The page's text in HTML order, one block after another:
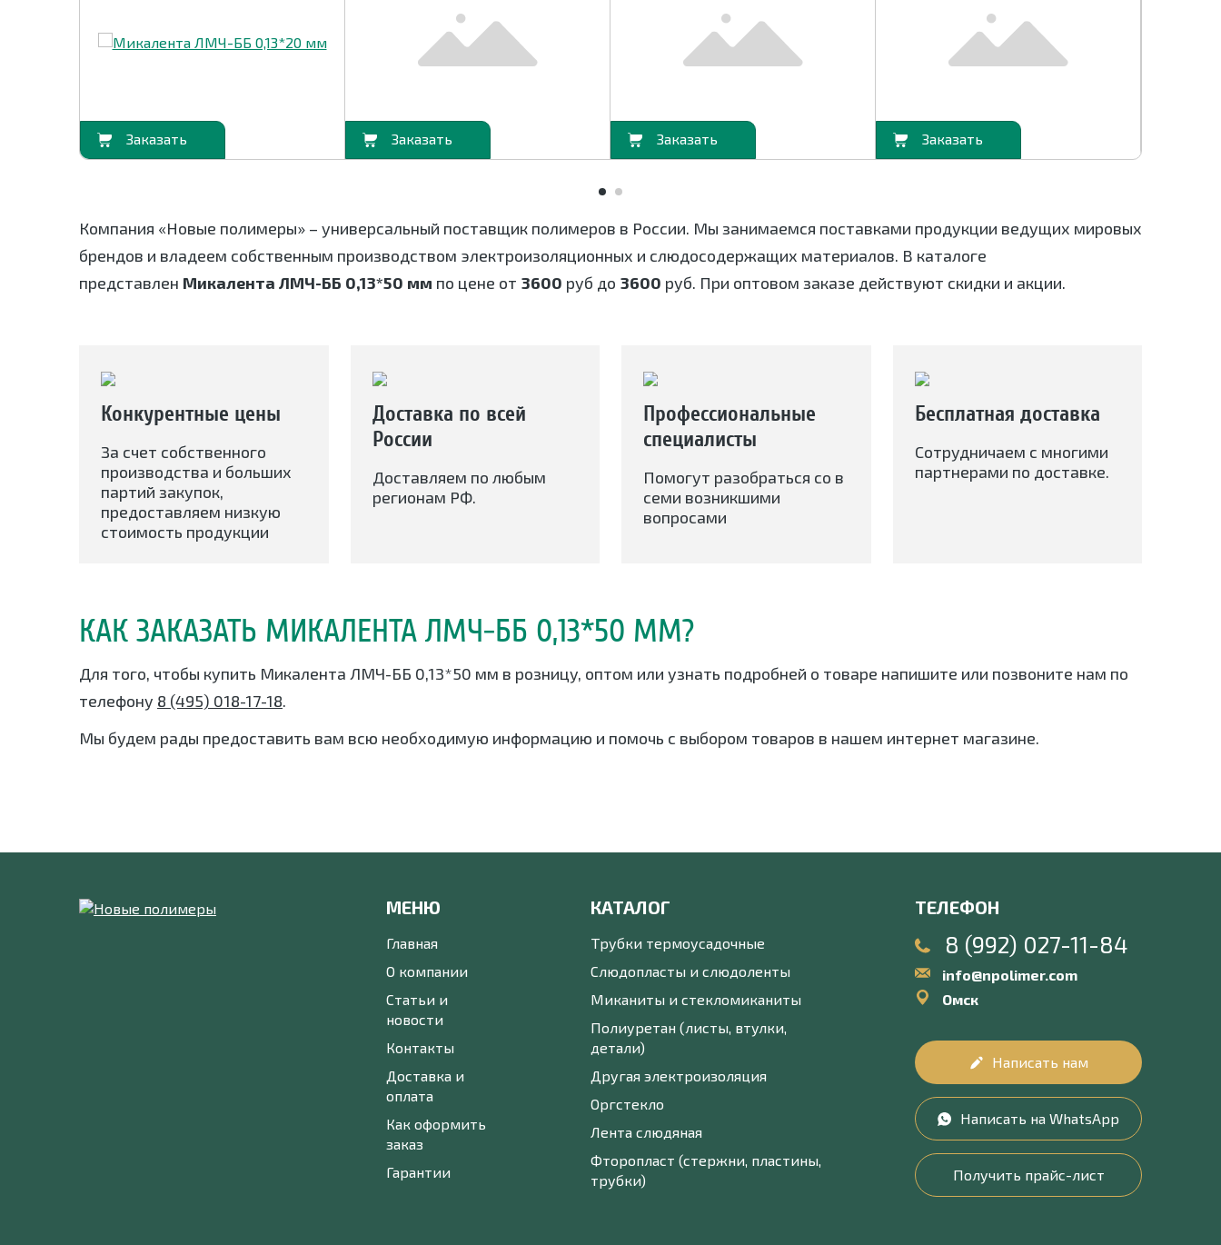
В корзину В корзину В корзину В корзину
Компания «Новые полимеры» – универсальный поставщик полимеров в России. Мы занимаемся поставками продукции ведущих мировых
брендов и владеем собственным производством электроизоляционных и слюдосодержащих материалов. В каталоге
представлен Микалента ЛМЧ-ББ 0,13*50 мм по цене от 3600 руб до 3600 руб. При оптовом заказе действуют скидки и акции.
Конкурентные цены
За счет собственного
производства и больших
партий закупок,
предоставляем низкую
стоимость продукции
Доставка по всей
России
Доставляем по любым
регионам РФ.
Профессиональные
специалисты
Помогут разобраться со в
семи возникшими
вопросами
Бесплатная доставка
Сотрудничаем с многими
партнерами по доставке.
КАК ЗАКАЗАТЬ МИКАЛЕНТА ЛМЧ-ББ 0,13*50 ММ?
Для того, чтобы купить Микалента ЛМЧ-ББ 0,13*50 мм в розницу, оптом или узнать подробней о товаре напишите или позвоните нам по
телефону 8 (495) 018-17-18.
Мы будем рады предоставить вам всю необходимую информацию и помочь с выбором товаров в нашем интернет магазине.
МЕНЮ
Главная
О компании
Статьи и
новости
Контакты
Доставка и
оплата
Как оформить
заказ
Гарантии
КАТАЛОГ
Трубки термоусадочные
Слюдопласты и слюдоленты
Миканиты и стекломиканиты
Полиуретан (листы, втулки,
детали)
Другая электроизоляция
Оргстекло
Лента слюдяная
Фторопласт (стержни, пластины,
трубки)
ТЕЛЕФОН
8 (992) 027-11-84
info@npolimer.com
Омск
Написать нам
Написать на WhatsApp
Получить прайс-лист